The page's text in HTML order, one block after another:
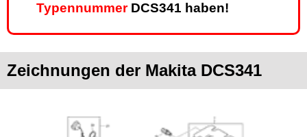
TypennummerDCS341 haben!
Zeichnungen der Makita DCS341